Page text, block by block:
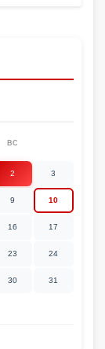
ВС
2 3
9 10
16 17
23 24
30 31